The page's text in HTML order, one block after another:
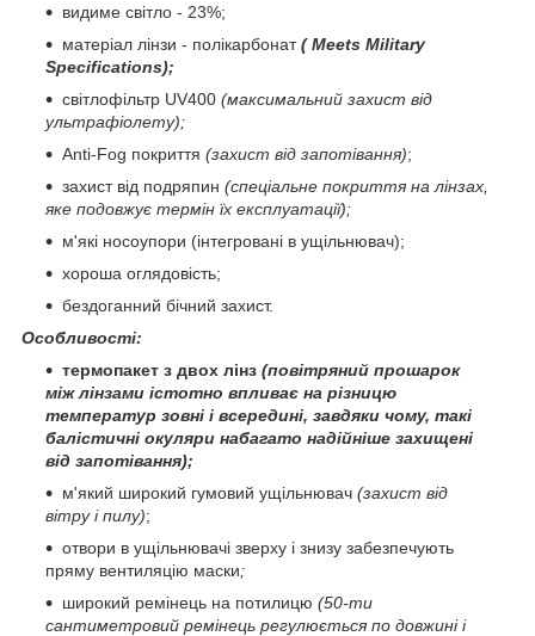
видиме світло - 23%;
матеріал лінзи - полікарбонат(Meets Military
Specifications);
світлофільтр UV400 (максимальний захист від
ультрафіолету);
Anti-Fog покриття (захист від запотівання);
захист від подряпин (спеціальне покриття на лінзах,
яке подовжує термін їх експлуатації);
м'які носоупори (інтегровані в ущільнювач);
хороша оглядовість;
бездоганний бічний захист.
Особливості:
термопакет з двох лінз (повітряний прошарок
між лінзами істотно впливає на різницю
температур зовні і всередині, завдяки чому, такі
балістичні окуляри набагато надійніше захищені
від запотівання);
м'який широкий гумовий ущільнювач (захист від
вітру і пилу);
отвори в ущільнювачі зверху і знизу забезпечують
пряму вентиляцію маски;
широкий ремінець на потилицю (50-ти
сантиметровий ремінець регулюється по довжині і